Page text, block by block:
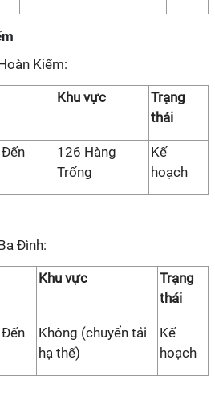
Kiếm:
Khu vực
Trạng
thái
126 Hàng
Trống
Kế
hoạch
Đình:
Khu vực
Trạng
thái
Không (chuyển tải
hạ thế)
Kế
hoạch